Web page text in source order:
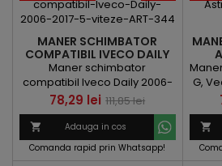
MANER SCHIMBATOR
COMPATIBIL IVECO DAILY
2006-2017 5 VITEZE
Maner schimbator
compatibil Iveco Daily 2006-
2017 5 viteze
Pret
78,29 lei Pret
baza
111,85 lei

Adauga in cos
Comanda rapid prin Whatsapp!
G,
